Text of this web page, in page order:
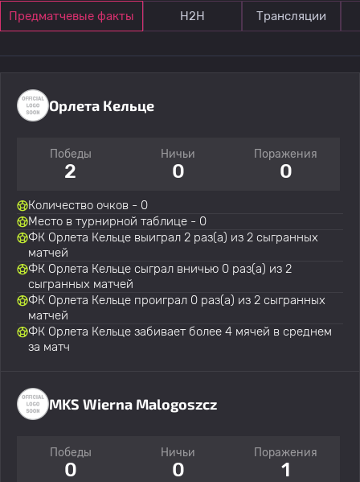
Предматчевые факты Н2Н Трансляции
Орлета Кельце
Победы
2
Ничьи
0
Поражения
0
Количество очков - 0
Место в турнирной таблице - 0
ФК Орлета Кельце выиграл 2 раз(а) из 2 сыгранных
матчей
ФК Орлета Кельце сыграл вничью 0 раз(а) из 2
сыгранных матчей
ФК Орлета Кельце проиграл 0 раз(а) из 2 сыгранных
матчей
ФК Орлета Кельце забивает более 4 мячей в среднем
за матч
MKS Wierna Malogoszcz
Победы
0
Ничьи
0
Поражения
1